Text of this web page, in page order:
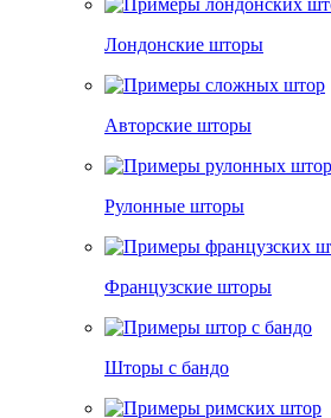
Лондонские шторы
Авторские шторы
Рулонные шторы
Французские шторы
Шторы с бандо